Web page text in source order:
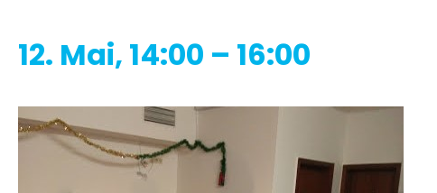
12. Mai, 14:00 – 16:00